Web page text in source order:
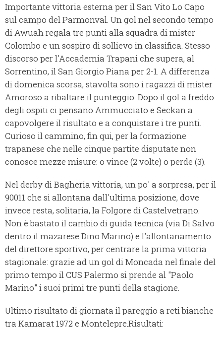
Importante vittoria esterna per il San Vito Lo Capo
sul campo del Parmonval. Un gol nel secondo tempo
di Awuah regala tre punti alla squadra di mister
Colombo e un sospiro di sollievo in classifica. Stesso
discorso per l'Accademia Trapani che supera, al
Sorrentino, il San Giorgio Piana per 2-1. A differenza
di domenica scorsa, stavolta sono i ragazzi di mister
Amoroso a ribaltare il punteggio. Dopo il gol a freddo
degli ospiti ci pensano Ammucciato e Seckan a
capovolgere il risultato e a conquistare i tre punti.
Curioso il cammino, fin qui, per la formazione
trapanese che nelle cinque partite disputate non
conosce mezze misure: o vince (2 volte) o perde (3).
Nel derby di Bagheria vittoria, un po' a sorpresa, per il
90011 che si allontana dall'ultima posizione, dove
invece resta, solitaria, la Folgore di Castelvetrano.
Non è bastato il cambio di guida tecnica (via Di Salvo
dentro il mazarese Dino Marino) e l'allontanamento
del direttore sportivo, per centrare la prima vittoria
stagionale: grazie ad un gol di Moncada nel finale del
primo tempo il CUS Palermo si prende al "Paolo
Marino" i suoi primi tre punti della stagione.
Ultimo risultato di giornata il pareggio a reti bianche
tra Kamarat 1972 e Montelepre.Risultati: